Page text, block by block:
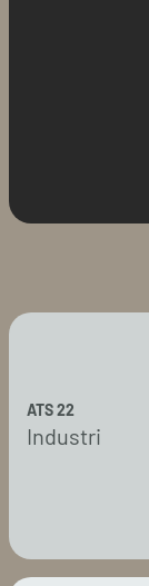
ATS 22
Industri